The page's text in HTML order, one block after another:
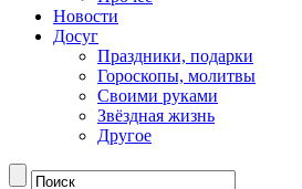
Новости
Досуг
Праздники, подарки
Гороскопы, молитвы
Своими руками
Звёздная жизнь
Другое